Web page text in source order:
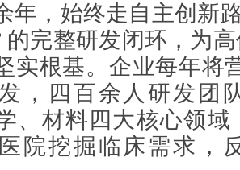
年，始终走自主创新
的完整研发闭环，为
实根基。企业每年将
，四百余人研发团
、材料四大核心领域
医院挖掘临床需求，